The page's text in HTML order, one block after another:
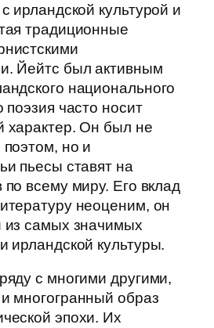
ирландской культурой и
традиционные
Йейтс был активным
национального
поэзия часто носит
характер. Он был не
поэтом, но и
пьесы ставят на
по всему миру. Его вклад
неоценим, он
из самых значимых
ирландской культуры.
с многими другими,
многогранный образ
эпохи. Их